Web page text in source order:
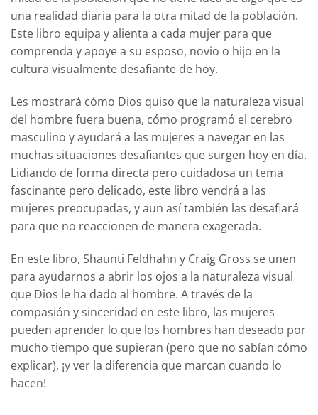
una realidad diaria para la otra mitad de la población.
Este libro equipa y alienta a cada mujer para que
comprenda y apoye a su esposo, novio o hijo en la
cultura visualmente desafiante de hoy.
Les mostrará cómo Dios quiso que la naturaleza visual
del hombre fuera buena, cómo programó el cerebro
masculino y ayudará a las mujeres a navegar en las
muchas situaciones desafiantes que surgen hoy en día.
Lidiando de forma directa pero cuidadosa un tema
fascinante pero delicado, este libro vendrá a las
mujeres preocupadas, y aun así también las desafiará
para que no reaccionen de manera exagerada.
En este libro, Shaunti Feldhahn y Craig Gross se unen
para ayudarnos a abrir los ojos a la naturaleza visual
que Dios le ha dado al hombre. A través de la
compasión y sinceridad en este libro, las mujeres
pueden aprender lo que los hombres han deseado por
mucho tiempo que supieran (pero que no sabían cómo
explicar), ¡y ver la diferencia que marcan cuando lo
hacen!